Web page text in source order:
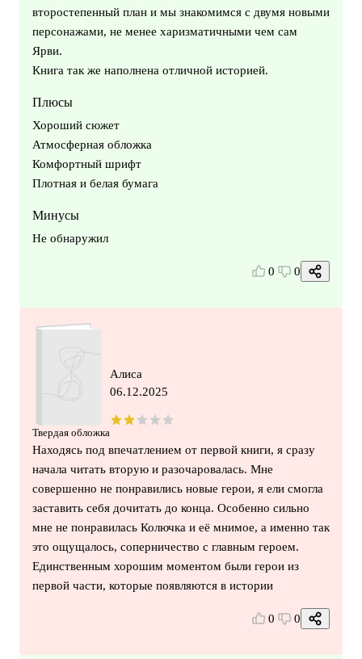
второстепенный план и мы знакомимся с двумя новыми
персонажами, не менее харизматичными чем сам
Ярви.
Книга так же наполнена отличной историей.
Плюсы
Хороший сюжет
Атмосферная обложка
Комфортный шрифт
Плотная и белая бумага
Минусы
Не обнаружил
0 0
Твердая обложка
Алиса
06.12.2025
Находясь под впечатлением от первой книги, я сразу
начала читать вторую и разочаровалась. Мне
совершенно не понравились новые герои, я ели смогла
заставить себя дочитать до конца. Особенно сильно
мне не понравилась Колючка и её мнимое, а именно так
это ощущалось, соперничество с главным героем.
Единственным хорошим моментом были герои из
первой части, которые появляются в истории
0 0